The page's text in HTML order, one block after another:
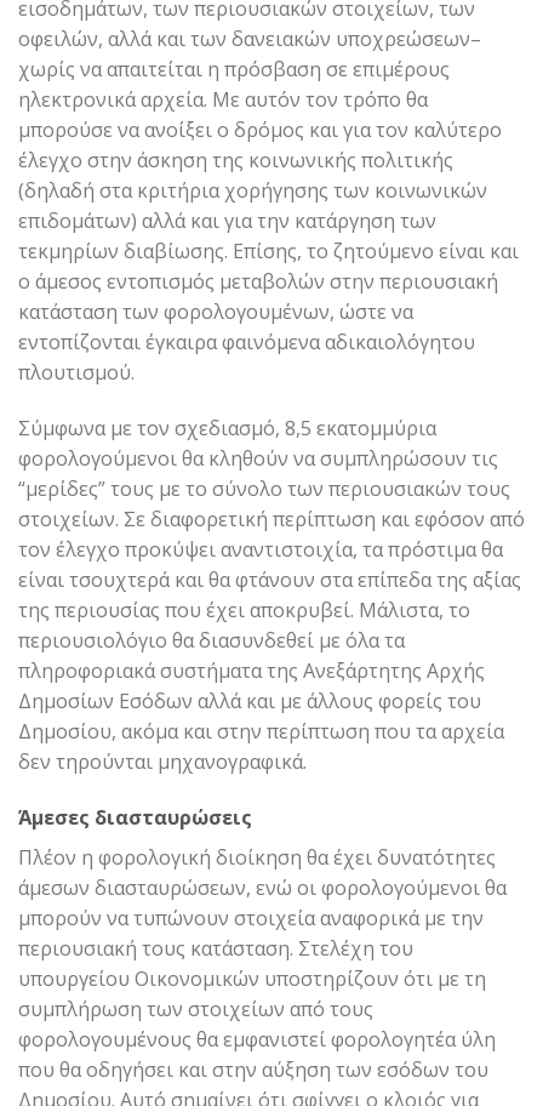
εισοδημάτων, των περιουσιακών στοιχείων, των
οφειλών, αλλά και των δανειακών υποχρεώσεων–
χωρίς να απαιτείται η πρόσβαση σε επιμέρους
ηλεκτρονικά αρχεία. Με αυτόν τον τρόπο θα
μπορούσε να ανοίξει ο δρόμος και για τον καλύτερο
έλεγχο στην άσκηση της κοινωνικής πολιτικής
(δηλαδή στα κριτήρια χορήγησης των κοινωνικών
επιδομάτων) αλλά και για την κατάργηση των
τεκμηρίων διαβίωσης. Επίσης, το ζητούμενο είναι και
ο άμεσος εντοπισμός μεταβολών στην περιουσιακή
κατάσταση των φορολογουμένων, ώστε να
εντοπίζονται έγκαιρα φαινόμενα αδικαιολόγητου
πλουτισμού.
Σύμφωνα με τον σχεδιασμό, 8,5 εκατομμύρια
φορολογούμενοι θα κληθούν να συμπληρώσουν τις
“μερίδες” τους με το σύνολο των περιουσιακών τους
στοιχείων. Σε διαφορετική περίπτωση και εφόσον από
τον έλεγχο προκύψει αναντιστοιχία, τα πρόστιμα θα
είναι τσουχτερά και θα φτάνουν στα επίπεδα της αξίας
της περιουσίας που έχει αποκρυβεί. Μάλιστα, το
περιουσιολόγιο θα διασυνδεθεί με όλα τα
πληροφοριακά συστήματα της Ανεξάρτητης Αρχής
Δημοσίων Εσόδων αλλά και με άλλους φορείς του
Δημοσίου, ακόμα και στην περίπτωση που τα αρχεία
δεν τηρούνται μηχανογραφικά.
Άμεσες διασταυρώσεις
Πλέον η φορολογική διοίκηση θα έχει δυνατότητες
άμεσων διασταυρώσεων, ενώ οι φορολογούμενοι θα
μπορούν να τυπώνουν στοιχεία αναφορικά με την
περιουσιακή τους κατάσταση. Στελέχη του
υπουργείου Οικονομικών υποστηρίζουν ότι με τη
συμπλήρωση των στοιχείων από τους
φορολογουμένους θα εμφανιστεί φορολογητέα ύλη
που θα οδηγήσει και στην αύξηση των εσόδων του
Δημοσίου. Αυτό σημαίνει ότι σφίγγει ο κλοιός για